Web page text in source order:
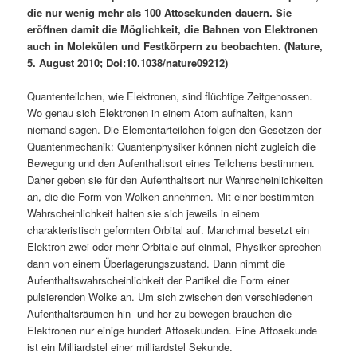
die nur wenig mehr als 100 Attosekunden dauern. Sie
eröffnen damit die Möglichkeit, die Bahnen von Elektronen
auch in Molekülen und Festkörpern zu beobachten. (Nature,
5. August 2010; Doi:10.1038/nature09212)
Quantenteilchen, wie Elektronen, sind flüchtige Zeitgenossen.
Wo genau sich Elektronen in einem Atom aufhalten, kann
niemand sagen. Die Elementarteilchen folgen den Gesetzen der
Quantenmechanik: Quantenphysiker können nicht zugleich die
Bewegung und den Aufenthaltsort eines Teilchens bestimmen.
Daher geben sie für den Aufenthaltsort nur Wahrscheinlichkeiten
an, die die Form von Wolken annehmen. Mit einer bestimmten
Wahrscheinlichkeit halten sie sich jeweils in einem
charakteristisch geformten Orbital auf. Manchmal besetzt ein
Elektron zwei oder mehr Orbitale auf einmal, Physiker sprechen
dann von einem Überlagerungszustand. Dann nimmt die
Aufenthaltswahrscheinlichkeit der Partikel die Form einer
pulsierenden Wolke an. Um sich zwischen den verschiedenen
Aufenthaltsräumen hin- und her zu bewegen brauchen die
Elektronen nur einige hundert Attosekunden. Eine Attosekunde
ist ein Milliardstel einer milliardstel Sekunde.